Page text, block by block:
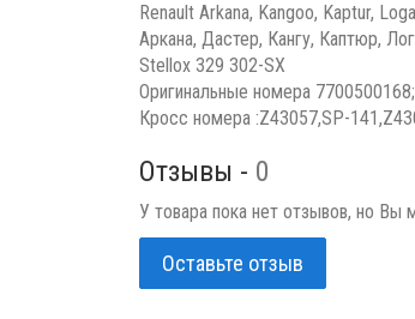
Renault Arkana, Kangoo, Kaptur,
Аркана, Дастер, Кангу, Каптюр,
Stellox 329 302-SX
Оригинальные номера
Кросс номера :Z43057,SP-
Отзывы - 0
У товара пока нет отзывов, но Вы
Оставьте отзыв